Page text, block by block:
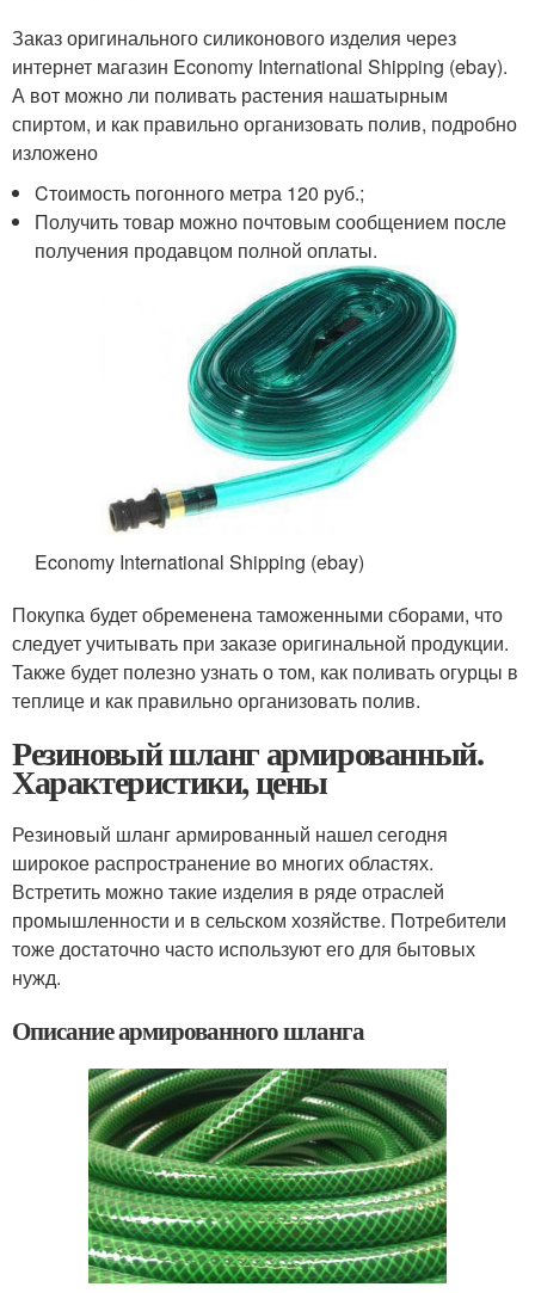
Заказ оригинального силиконового изделия через
интернет магазин Economy International Shipping (ebay).
А вот можно ли поливать растения нашатырным
спиртом, и как правильно организовать полив, подробно
изложено
Cтоимость погонного метра 120 руб.;
Получить товар можно почтовым сообщением после
получения продавцом полной оплаты.
Economy International Shipping (ebay)
Покупка будет обременена таможенными сборами, что
следует учитывать при заказе оригинальной продукции.
Также будет полезно узнать о том, как поливать огурцы в
теплице и как правильно организовать полив.
Резиновый шланг армированный.
Характеристики, цены
Резиновый шланг армированный нашел сегодня
широкое распространение во многих областях.
Встретить можно такие изделия в ряде отраслей
промышленности и в сельском хозяйстве. Потребители
тоже достаточно часто используют его для бытовых
нужд.
Описание армированного шланга